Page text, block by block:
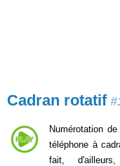
Cadran rotatif
Numérotation
téléphone à
fait,